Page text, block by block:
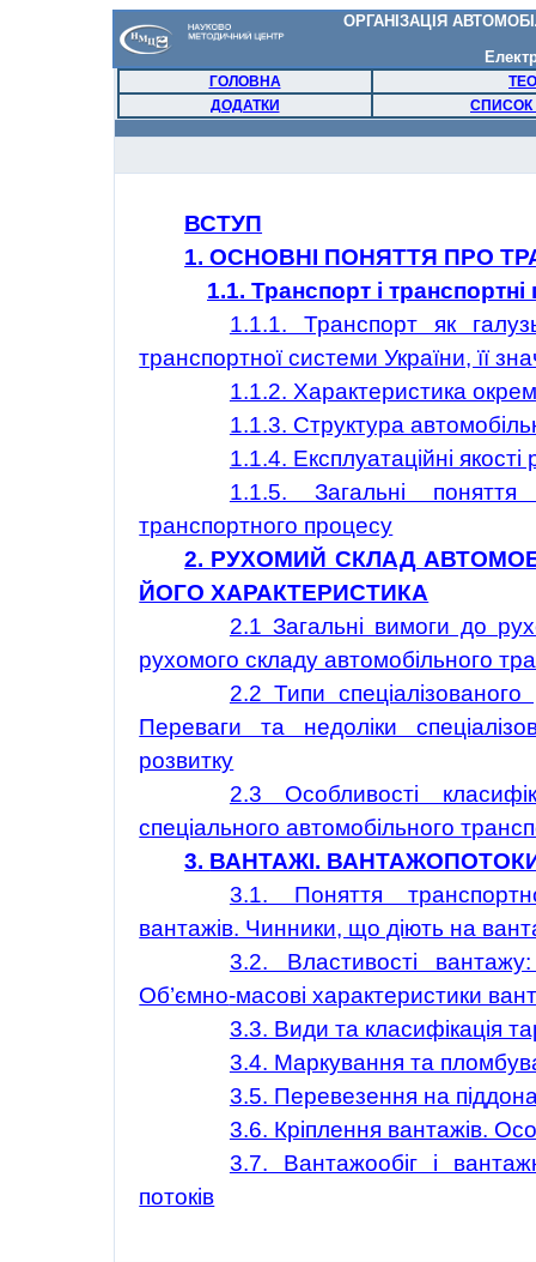
ОРГАНІЗАЦІЯ
ГОЛОВНА
ДОДАТКИ
СПИСОК
ВСТУП
1. ОСНОВНІ ПОНЯТТЯ ПРО
1.1. Транспорт і
1.1.1. Транспорт як
транспортної системи України, її
1.1.2. Характеристика
1.1.3. Структура
1.1.4. Експлуатаційні
1.1.5. Загальні
транспортного процесу
2. РУХОМИЙ СКЛАД
ЙОГО ХАРАКТЕРИСТИКА
2.1 Загальні вимоги до
рухомого складу автомобільного
2.2 Типи спеціалізованого
Переваги та недоліки
розвитку
2.3 Особливості
спеціального автомобільного
3. ВАНТАЖІ.
3.1. Поняття
вантажів. Чинники, що діють на
3.2. Властивості вантажу:
Об’ємно-масові характеристики
3.3. Види та класифікація
3.4. Маркування та
3.5. Перевезення на
3.6. Кріплення вантажів.
3.7. Вантажообіг і
потоків